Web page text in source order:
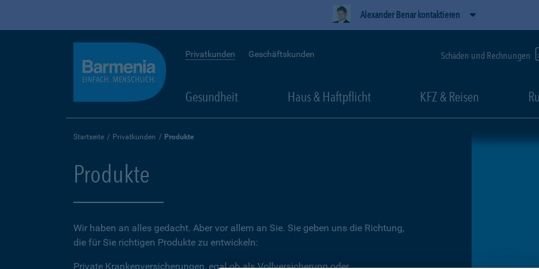
Alexander Benar kontaktieren
Privatkunden Geschäftskunden Schäden und Rechnungen
Gesundheit Haus & Haftpflicht KFZ & Reisen
Startseite Privatkunden Produkte
Produkte
Wir haben an alles gedacht. Aber vor allem an Sie. Sie geben uns die Richtung,
die für Sie richtigen Produkte zu entwickeln:
Private Krankenversicherungen, egal ob als Vollversicherung oder